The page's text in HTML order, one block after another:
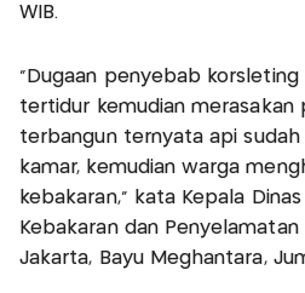
WIB.
"Dugaan penyebab korsleting
tertidur kemudian merasakan
terbangun ternyata api
kamar, kemudian warga
kebakaran," kata Kepala
Kebakaran dan Penyelamatan
Jakarta, Bayu Meghantara,